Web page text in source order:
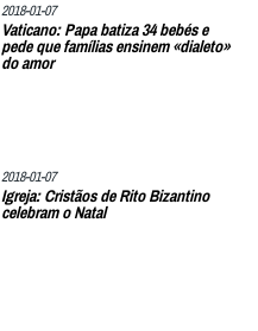
2018-01-07
Vaticano: Papa batiza 34 bebés e
pede que famílias ensinem «dialeto»
do amor
2018-01-07
Igreja: Cristãos de Rito Bizantino
celebram o Natal